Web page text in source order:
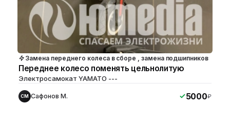
Замена переднего колеса в сборе , замена подшипников
Переднее колесо поменять цельнолитую
Электросамокат YAMATO ---
СМ Сафонов М. 5000₽